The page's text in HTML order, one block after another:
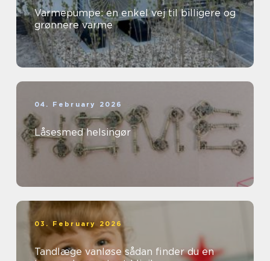
Varmepumpe: en enkel vej til billigere og
grønnere varme
04. February 2026
Låsesmed helsingør
03. February 2026
Tandlæge vanløse sådan finder du en